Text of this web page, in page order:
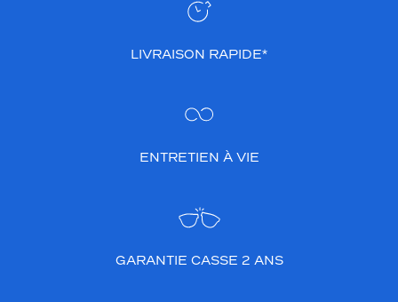
LIVRAISON RAPIDE*
ENTRETIEN À VIE
GARANTIE CASSE 2 ANS